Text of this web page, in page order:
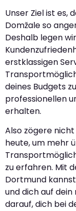
Unser Ziel ist es,
Domžale so
Deshalb legen
erstklassigen
deines Budgets
professionellen
erhalten.
Also zögere
heute, um mehr
zu erfahren. Mit
Dortmund
und dich auf dein
darauf, dich bei